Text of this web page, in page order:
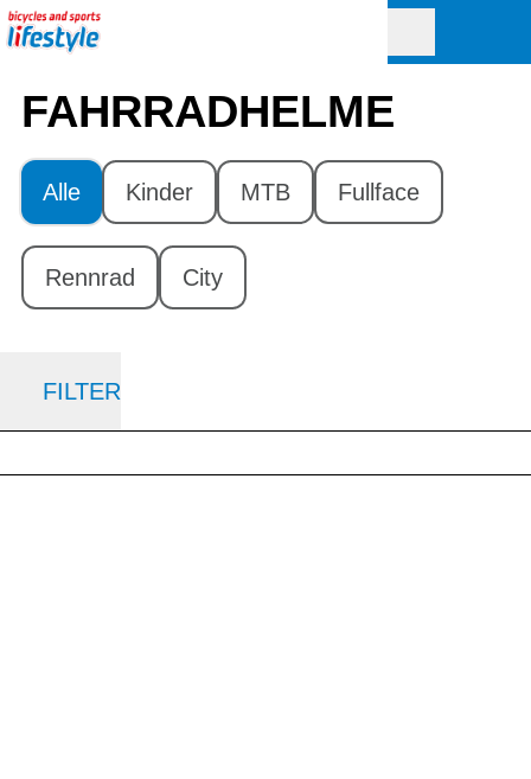
FAHRRAD­HELME
Alle Kinder MTB Fullface
Rennrad City
FILTER